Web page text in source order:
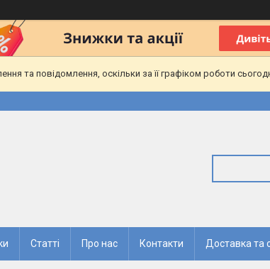
та повідомлення, оскільки за її графіком роботи
Статті Про нас Контакти Доставка та